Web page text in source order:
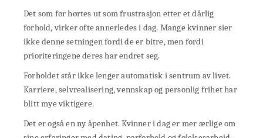
Det som før hørtes ut som frustrasjon etter et dårlig
forhold, virker ofte annerledes i dag. Mange kvinner sier
ikke denne setningen fordi de er bitre, men fordi
prioriteringene deres har endret seg.
Forholdet står ikke lenger automatisk i sentrum av livet.
Karriere, selvrealisering, vennskap og personlig frihet har
blitt mye viktigere.
Det er også en ny åpenhet. Kvinner i dag er mer ærlige om